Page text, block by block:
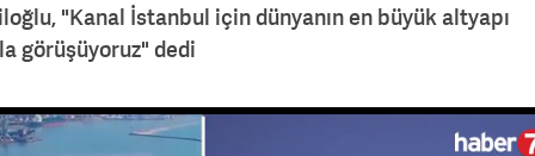
"Kanal İstanbul için dünyanın en büyük altyapı
görüşüyoruz" dedi